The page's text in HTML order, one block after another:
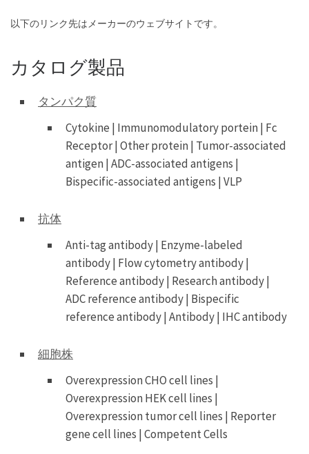
以下のリンク先はメーカーのウェブサイトです。
カタログ製品
タンパク質
Cytokine | Immunomodulatory portein | Fc
Receptor | Other protein | Tumor-associated
antigen | ADC-associated antigens |
Bispecific-associated antigens | VLP
抗体
Anti-tag antibody | Enzyme-labeled
antibody | Flow cytometry antibody |
Reference antibody | Research antibody |
ADC reference antibody | Bispecific
reference antibody | Antibody | IHC antibody
細胞株
Overexpression CHO cell lines |
Overexpression HEK cell lines |
Overexpression tumor cell lines | Reporter
gene cell lines | Competent Cells